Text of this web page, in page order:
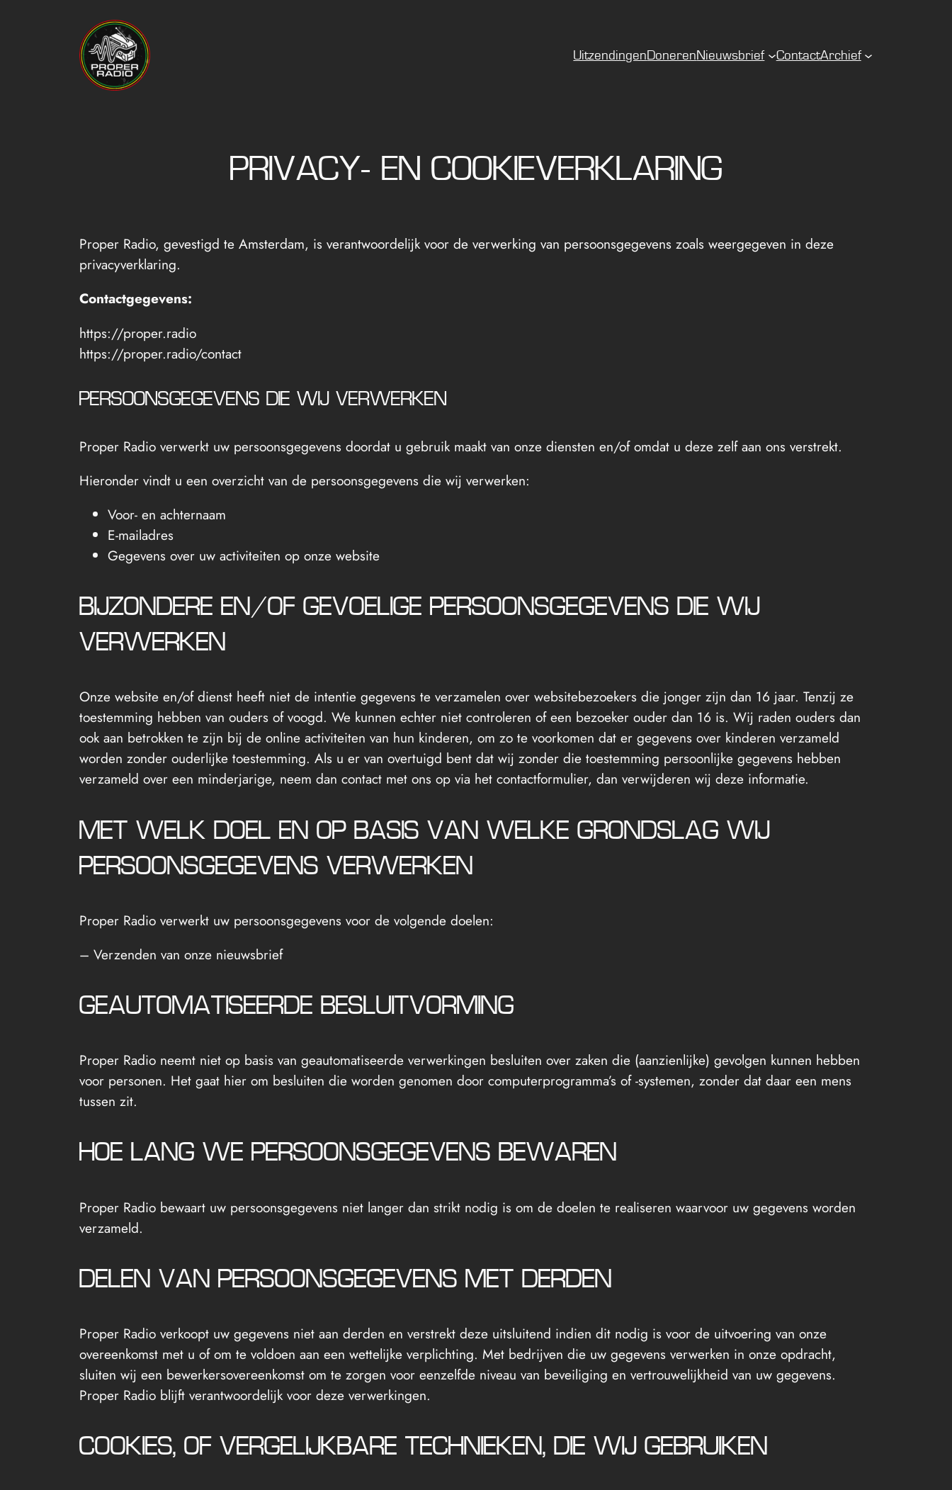
UitzendingenDonerenNieuwsbrief ContactArchief
PRIVACY- EN COOKIEVERKLARING
Proper Radio, gevestigd te Amsterdam, is verantwoordelijk voor de verwerking van persoonsgegevens zoals weergegeven in deze
privacyverklaring.
Contactgegevens:
https://proper.radio
https://proper.radio/contact
PERSOONSGEGEVENS DIE WIJ VERWERKEN
Proper Radio verwerkt uw persoonsgegevens doordat u gebruik maakt van onze diensten en/of omdat u deze zelf aan ons verstrekt.
Hieronder vindt u een overzicht van de persoonsgegevens die wij verwerken:
Voor- en achternaam
E-mailadres
Gegevens over uw activiteiten op onze website
BIJZONDERE EN/OF GEVOELIGE PERSOONSGEGEVENS DIE WIJ
VERWERKEN
Onze website en/of dienst heeft niet de intentie gegevens te verzamelen over websitebezoekers die jonger zijn dan 16 jaar. Tenzij ze
toestemming hebben van ouders of voogd. We kunnen echter niet controleren of een bezoeker ouder dan 16 is. Wij raden ouders dan
ook aan betrokken te zijn bij de online activiteiten van hun kinderen, om zo te voorkomen dat er gegevens over kinderen verzameld
worden zonder ouderlijke toestemming. Als u er van overtuigd bent dat wij zonder die toestemming persoonlijke gegevens hebben
verzameld over een minderjarige, neem dan contact met ons op via het contactformulier, dan verwijderen wij deze informatie.
MET WELK DOEL EN OP BASIS VAN WELKE GRONDSLAG WIJ
PERSOONSGEGEVENS VERWERKEN
Proper Radio verwerkt uw persoonsgegevens voor de volgende doelen:
– Verzenden van onze nieuwsbrief
GEAUTOMATISEERDE BESLUITVORMING
Proper Radio neemt niet op basis van geautomatiseerde verwerkingen besluiten over zaken die (aanzienlijke) gevolgen kunnen hebben
voor personen. Het gaat hier om besluiten die worden genomen door computerprogramma’s of -systemen, zonder dat daar een mens
tussen zit.
HOE LANG WE PERSOONSGEGEVENS BEWAREN
Proper Radio bewaart uw persoonsgegevens niet langer dan strikt nodig is om de doelen te realiseren waarvoor uw gegevens worden
verzameld.
DELEN VAN PERSOONSGEGEVENS MET DERDEN
Proper Radio verkoopt uw gegevens niet aan derden en verstrekt deze uitsluitend indien dit nodig is voor de uitvoering van onze
overeenkomst met u of om te voldoen aan een wettelijke verplichting. Met bedrijven die uw gegevens verwerken in onze opdracht,
sluiten wij een bewerkersovereenkomst om te zorgen voor eenzelfde niveau van beveiliging en vertrouwelijkheid van uw gegevens.
Proper Radio blijft verantwoordelijk voor deze verwerkingen.
COOKIES, OF VERGELIJKBARE TECHNIEKEN, DIE WIJ GEBRUIKEN